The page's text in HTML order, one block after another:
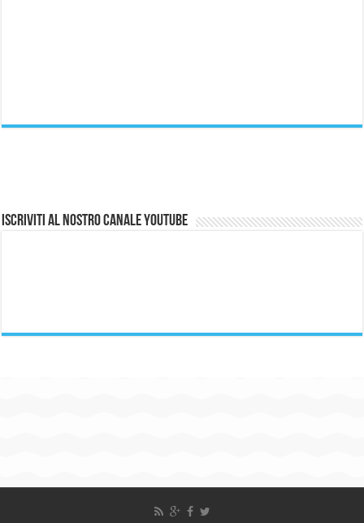
Iscriviti al nostro canale Youtube